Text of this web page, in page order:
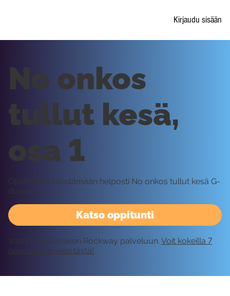
Kirjaudu sisään
Katso oppitunti
No onkos
tullut kesä,
osa 1
Opetellaan säestämään helposti No onkos tullut kesä G-
duurissa.
Vaatii kirjautumisen Rockway palveluun. Voit kokeilla 7
päivää ilmaiseksi tästä!